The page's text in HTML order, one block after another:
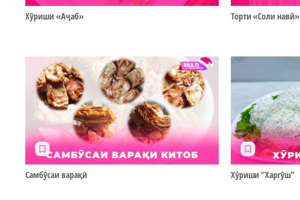
Хӯриши «Аҷаб» Торти «Соли навӣ»
Самбӯсаи варақӣ Хӯриши “Харгӯш”